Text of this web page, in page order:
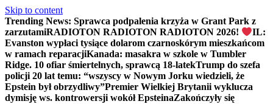
Skip to content
Trending News: Sprawca podpalenia krzyża w Grant Park z
zarzutamiRADIOTON RADIOTON RADIOTON 2026!
IL:
Evanston wypłaci tysiące dolarom czarnoskórym mieszkańcom
w ramach reparacjiKanada: masakra w szkole w Tumbler
Ridge. 10 ofiar śmiertelnych, sprawcą 18-latekTrump do szefa
policji 20 lat temu: “wszyscy w Nowym Jorku wiedzieli, że
Epstein był obrzydliwy”Premier Wielkiej Brytanii wyklucza
dymisję ws. kontrowersji wokół EpsteinaZakończyły się